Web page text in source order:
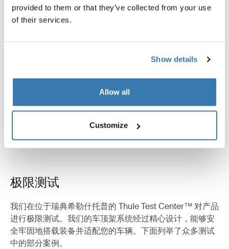
provided to them or that they’ve collected from your use
of their services.
Show details
Allow all
Customize
Toggle techspec
技術規格
說明
极限测试
我们在位于瑞典希勒什托普的 Thule Test Center™ 对产品
进行极限测试。我们的车顶架系统经过精心设计，能够安
全牢固地搭载装备并适配您的车辆。下面列举了众多测试
中的部分案例。